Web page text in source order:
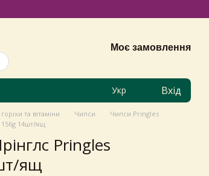
Моє замовлення
Укр Вхід
та вітаміни Чипси
Чипси Pringles
14шт/ящ
Pringles
ящ